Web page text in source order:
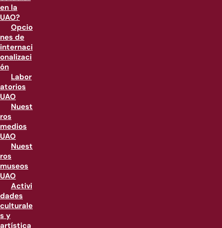
en la
UAO?
Opcio
nes de
internaci
onalizaci
ón
Labor
atorios
UAO
Nuest
ros
medios
UAO
Nuest
ros
museos
UAO
Activi
dades
culturale
s y
artística